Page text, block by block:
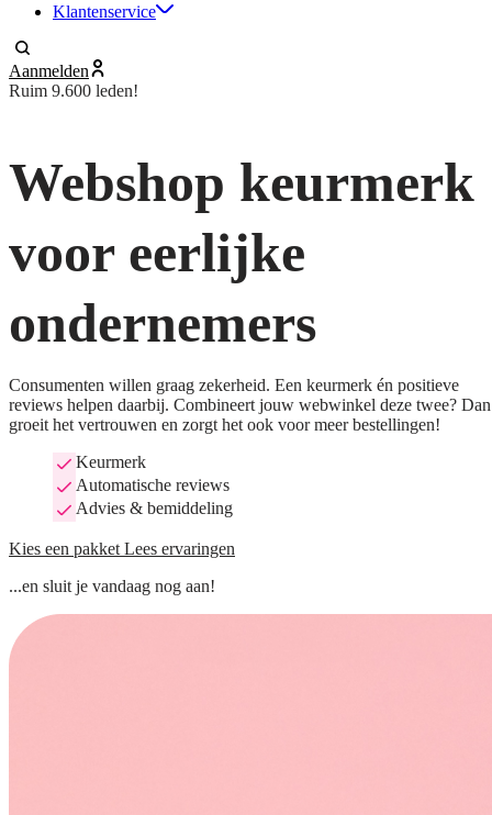
Klantenservice
Aanmelden
Ruim 9.600 leden!
Webshop keurmerk
voor eerlijke
ondernemers
Consumenten willen graag zekerheid. Een keurmerk én positieve
reviews helpen daarbij. Combineert jouw webwinkel deze twee? Dan
groeit het vertrouwen en zorgt het ook voor meer bestellingen!
Keurmerk
Automatische reviews
Advies & bemiddeling
Kies een pakket Lees ervaringen
...en sluit je vandaag nog aan!